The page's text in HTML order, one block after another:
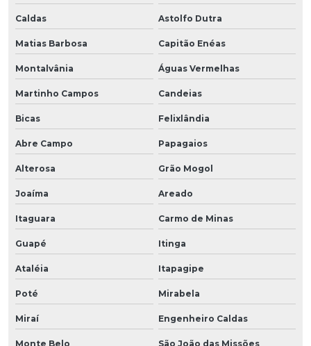
Caldas Astolfo Dutra
Matias Barbosa Capitão Enéas
Montalvânia Águas Vermelhas
Martinho Campos Candeias
Bicas Felixlândia
Abre Campo Papagaios
Alterosa Grão Mogol
Joaíma Areado
Itaguara Carmo de Minas
Guapé Itinga
Ataléia Itapagipe
Poté Mirabela
Miraí Engenheiro Caldas
Monte Belo São João das Missões